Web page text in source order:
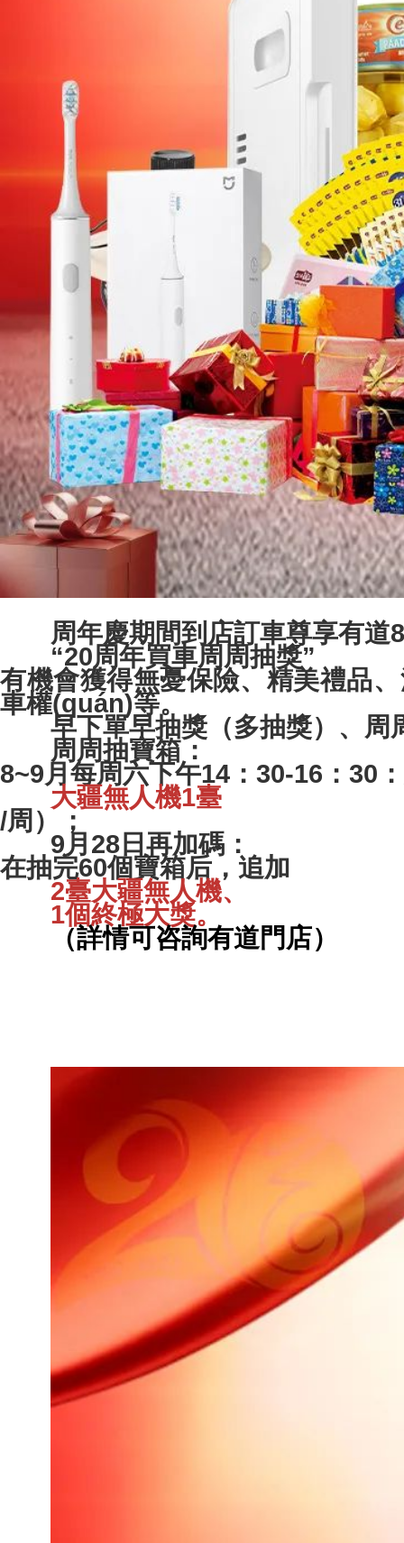
周年慶期間到店訂車尊享有道
“20周年買車周周抽獎”
有機會獲得無憂保險、精美禮品、
車權(quán)等。
早下單早抽獎（多抽獎）、周
周周抽寶箱：
8~9月每周六下午14：30-16：30
大疆無人機1臺
/周）；
9月28日再加碼：
在抽完60個寶箱后，追加
2臺大疆無人機、
1個終極大獎。
（詳情可咨詢有道門店）